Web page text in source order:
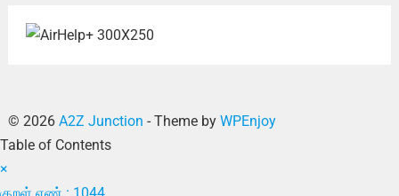
© 2026 A2Z Junction - Theme by WPEnjoy
Table of Contents
×